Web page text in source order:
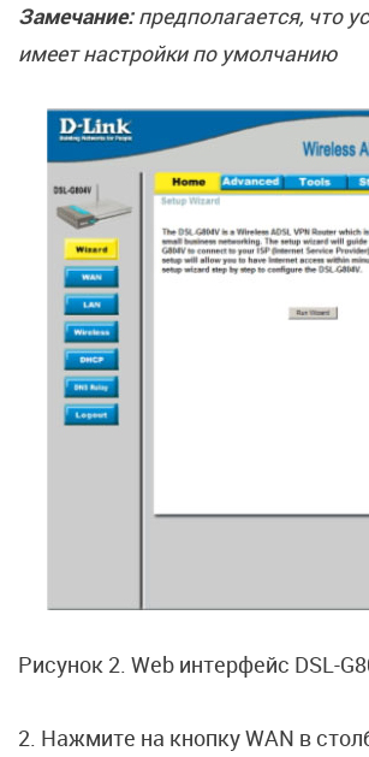
Замечание:предполагается, что
имеет настройки по умолчанию
Рисунок 2. Web интерфейс DSL-
2. Нажмите на кнопку WAN в